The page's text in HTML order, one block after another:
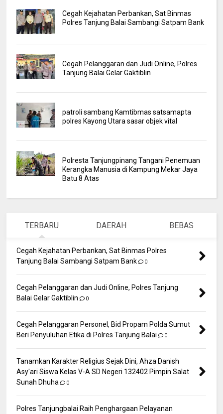
Cegah Kejahatan Perbankan, Sat Binmas
Polres Tanjung Balai Sambangi Satpam Bank
Cegah Pelanggaran dan Judi Online, Polres
Tanjung Balai Gelar Gaktiblin
patroli sambang Kamtibmas satsamapta
polres Kayong Utara sasar objek vital
Polresta Tanjungpinang Tangani Penemuan
Kerangka Manusia di Kampung Mekar Jaya
Batu 8 Atas
TERBARU DAERAH BEBAS
Cegah Kejahatan Perbankan, Sat Binmas Polres
Tanjung Balai Sambangi Satpam Bank
0
Cegah Pelanggaran dan Judi Online, Polres Tanjung
Balai Gelar Gaktiblin
0
Cegah Pelanggaran Personel, Bid Propam Polda Sumut
Beri Penyuluhan Etika di Polres Tanjung Balai
0
Tanamkan Karakter Religius Sejak Dini, Ahza Danish
Asy'ari Siswa Kelas V-A SD Negeri 132402 Pimpin Salat
Sunah Dhuha
0
Polres Tanjungbalai Raih Penghargaan Pelayanan